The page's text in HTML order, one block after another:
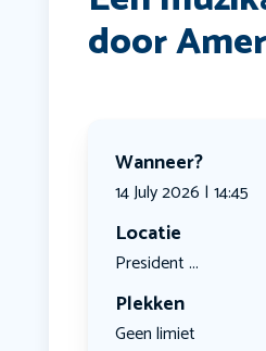
door
Wanneer?
14 July 2026 | 14:45
Locatie
President ...
Plekken
Geen limiet